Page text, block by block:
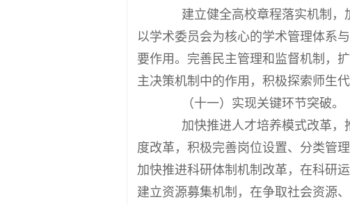
建立健全高校章程落实机制，
以学术委员会为核心的学术管理体系
要作用。完善民主管理和监督机制，
主决策机制中的作用，积极探索师生
（十一）实现关键环节突破。
加快推进人才培养模式改革，推
度改革，积极完善岗位设置、分类管
加快推进科研体制机制改革，在科研
建立资源募集机制，在争取社会资源